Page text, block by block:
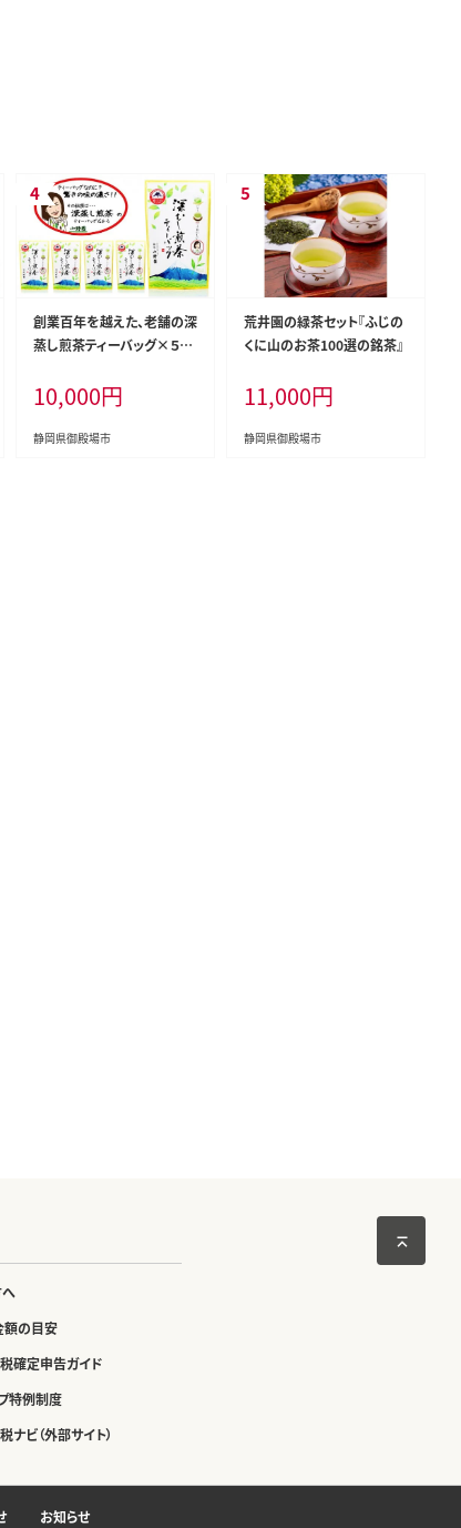
創業百年を越えた、老舗の深
蒸し煎茶ティーバッグ×５袋
本格的な味わい
10,000円
静岡県御殿場市
荒井園の緑茶セット『ふじの
くに山のお茶100選の銘茶』
11,000円
静岡県御殿場市
額の目安
確定申告ガイド
特例制度
ナビ（外部サイト）
お知らせ